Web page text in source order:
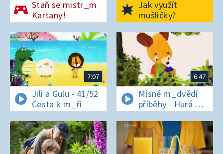
Staň se mistr_m
Kartany!
Jak využít
mušličky?
7:07
Jili a Gulu - 41/52
Cesta k m_ři
6:47
Mlsné m_dvědí
příběhy - Hurá na
bor_vky